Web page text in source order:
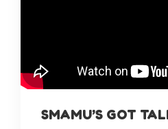
SMAMU’S GOT